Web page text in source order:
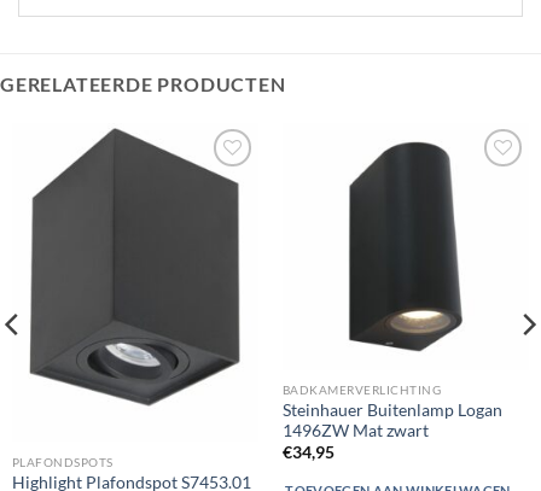
GERELATEERDE PRODUCTEN
Toevoegen
PLAFONDSPOTS
Highlight Plafondspot S7453.01
Toevoegen
verlanglijst
BADKAMERVERLICHTING
Steinhauer Buitenlamp Logan
1496ZW Mat zwart
€34,95